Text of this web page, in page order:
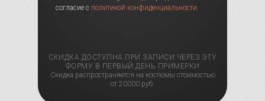
СКИДКА ДОСТУПНА ПРИ ЗАПИСИ ЧЕРЕЗ ЭТУ
ФОРМУ В ПЕРВЫЙ ДЕНЬ ПРИМЕРКИ
Скидка распространяется на костюмы стоимостью
от 20000 руб.
согласие с политикой конфиденциальности